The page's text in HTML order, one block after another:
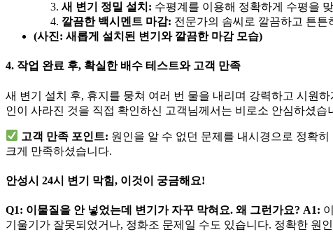
새 변기 정밀 설치: 수평계를 이용해 정확하게 수평을
깔끔한 백시멘트 마감: 전문가의 솜씨로 깔끔하고 튼
(사진: 새롭게 설치된 변기와 깔끔한 마감 모습)
4. 작업 완료 후, 확실한 배수 테스트와 고객 만족
새 변기 설치 후, 휴지를 뭉쳐 여러 번 물을 내리며 강력하고 시원
인이 사라진 것을 직접 확인하신 고객님께서는 비로소 안심하셨습
고객 만족 포인트: 원인을 알 수 없던 문제를 내시경으로 정확
크게 만족하셨습니다.
안성시 24시 변기 막힘, 이것이 궁금해요!
Q1: 이물질을 안 넣었는데 변기가 자꾸 막혀요. 왜 그런가요? A1:
기울기가 잘못되었거나, 정화조 문제일 수도 있습니다. 정확한 원